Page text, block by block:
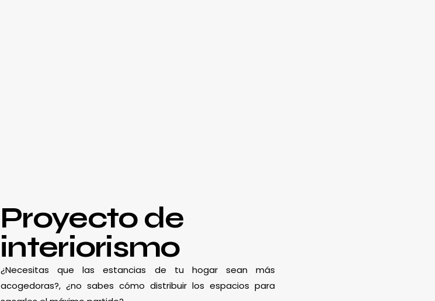
Proyecto de
interiorismo
¿Necesitas que las estancias de tu hogar sean más
acogedoras?, ¿no sabes cómo distribuir los espacios para